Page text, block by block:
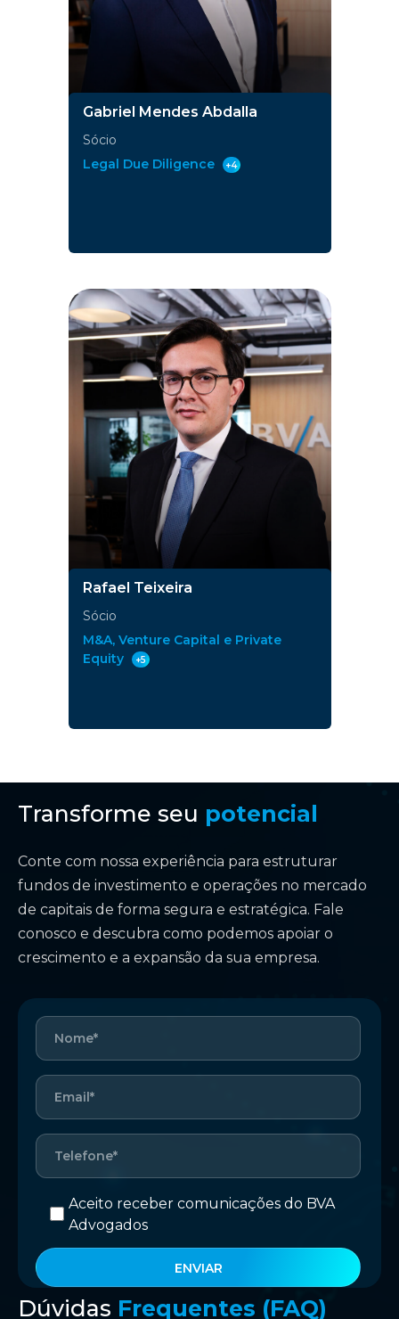
Transforme seu potencial
Conte com nossa experiência para estruturar
fundos de investimento e operações no mercado
de capitais de forma segura e estratégica. Fale
conosco e descubra como podemos apoiar o
crescimento e a expansão da sua empresa.
Aceito receber comunicações do BVA
Advogados
Dúvidas Frequentes (FAQ)
Gabriel Mendes Abdalla
Sócio
Legal Due Diligence
+4
Rafael Teixeira
Sócio
M&A, Venture Capital e Private
Equity
+5